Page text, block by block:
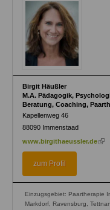
Birgit Häußler
M.A. Pädagogik,
Beratung, Coaching,
Kapellenweg 46
88090 Immenstaad
www.birgithaeussler.de (link
zum Profil
Einzugsgebiet: Paartherapie
Markdorf, Ravensburg,